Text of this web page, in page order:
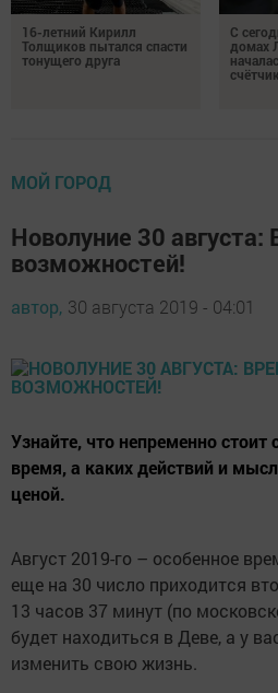
16-летний Кирилл
Толщиков пытался спасти
тонущего друга
С
домах
МОЙ ГОРОД
Новолуние 30
возможностей!
автор, 30 августа 2019 - 04:01
Узнайте, что непременно стоит
время, а каких действий и
ценой.
Август 2019-го – особенное
еще на 30 число приходится
13 часов 37 минут (по
будет находиться в Деве, а у
изменить свою жизнь.